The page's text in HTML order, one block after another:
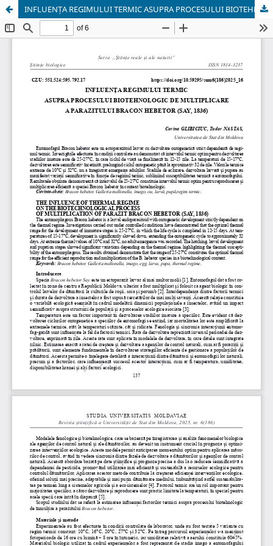
INFLUENȚA REGIMULUI TERMIC ASUPRA PROCESULUI BIOTEHNOLOGIC DE MULTIPLICARE A PARAZITULUI BRACON HEBETOR (SAY, 1836)